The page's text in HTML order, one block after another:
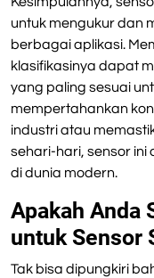
untuk mengukur dan
berbagai aplikasi.
klasifikasinya dapat
yang paling sesuai
mempertahankan
industri atau
sehari-hari, sensor
di dunia modern.
Apakah Anda
untuk Sensor
Tak bisa dipungkiri